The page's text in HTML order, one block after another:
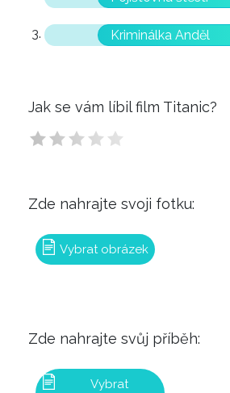
Kriminálka Anděl
Jak se vám líbil film Titanic?
Zde nahrajte svoji fotku:
Vybrat obrázek
Zde nahrajte svůj příběh:
Vybrat